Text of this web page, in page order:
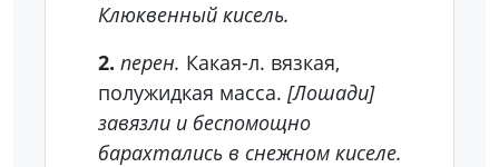
Клюквенный кисель.
2. перен. Какая-л. вязкая,
полужидкая масса. [Лошади]
завязли и беспомощно
барахтались в снежном киселе.